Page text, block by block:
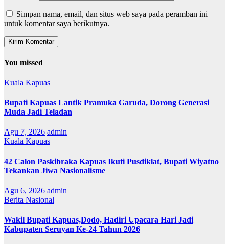
Simpan nama, email, dan situs web saya pada peramban ini
untuk komentar saya berikutnya.
You missed
Kuala Kapuas
Bupati Kapuas Lantik Pramuka Garuda, Dorong Generasi
Muda Jadi Teladan
Agu 7, 2026 admin
Kuala Kapuas
42 Calon Paskibraka Kapuas Ikuti Pusdiklat, Bupati Wiyatno
Tekankan Jiwa Nasionalisme
Agu 6, 2026 admin
Berita Nasional
Wakil Bupati Kapuas,Dodo, Hadiri Upacara Hari Jadi
Kabupaten Seruyan Ke-24 Tahun 2026